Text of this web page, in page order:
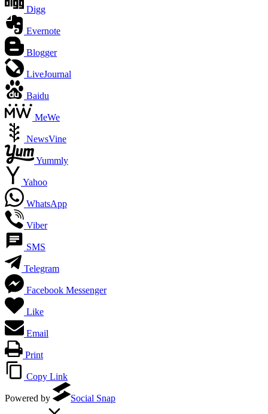
Digg
Evernote
Blogger
LiveJournal
Baidu
MeWe
NewsVine
Yummly
Yahoo
WhatsApp
Viber
SMS
Telegram
Facebook Messenger
Like
Email
Print
Copy Link
Powered by Social Snap